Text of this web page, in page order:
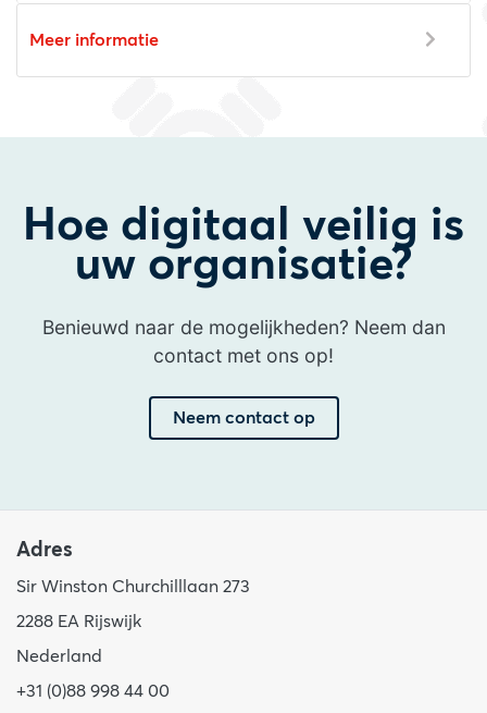
Meer informatie
Hoe digitaal veilig is
uw organisatie?
Benieuwd naar de mogelijkheden? Neem dan
contact met ons op!
Neem contact op
Adres
Sir Winston Churchilllaan 273
2288 EA Rijswijk
Nederland
+31 (0)88 998 44 00